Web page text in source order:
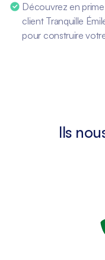
Découvrez en
client Tranquille
pour construire
Ils